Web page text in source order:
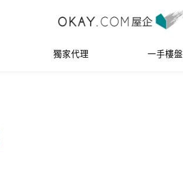
獨家代理 一手樓盤